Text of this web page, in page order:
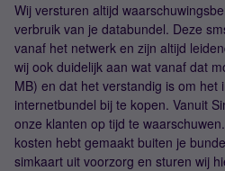
Wij versturen altijd
verbruik van je databundel. Deze
vanaf het netwerk en zijn altijd
wij ook duidelijk aan wat vanaf dat
MB) en dat het verstandig is om het
internetbundel bij te kopen. Vanuit
onze klanten op tijd te
kosten hebt gemaakt buiten je
simkaart uit voorzorg en sturen wij